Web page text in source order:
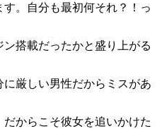
。自分も最初何それ？！っ
搭載だったかと盛り上がる
厳しい男性だからミスがあ
からこそ彼女を追いかけた